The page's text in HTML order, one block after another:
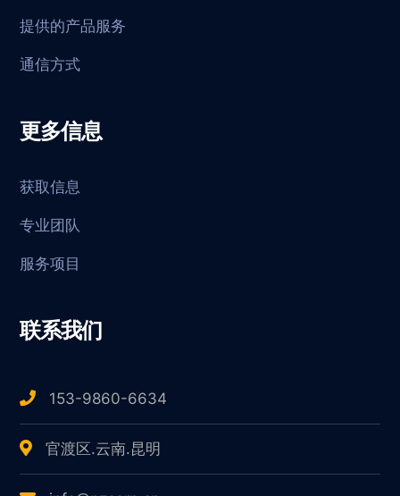
提供的产品服务
通信方式
更多信息
获取信息
专业团队
服务项目
联系我们
153-9860-6634
官渡区.云南.昆明